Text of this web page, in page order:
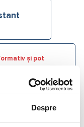
Despre
și pot
de către
erori de operare.